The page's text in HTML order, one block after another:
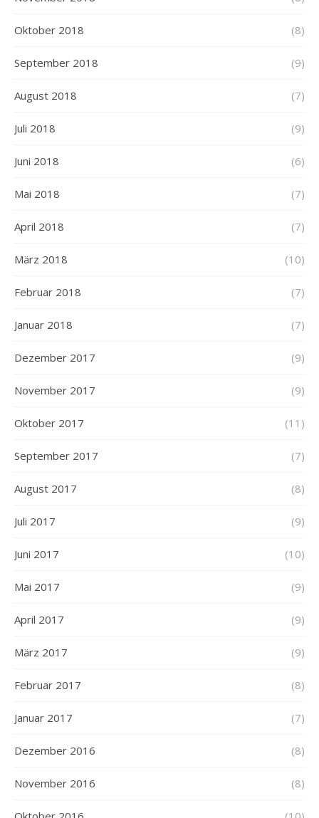
Oktober 2018 (8)
September 2018 (9)
August 2018 (7)
Juli 2018 (9)
Juni 2018 (6)
Mai 2018 (7)
April 2018 (7)
März 2018 (10)
Februar 2018 (7)
Januar 2018 (7)
Dezember 2017 (9)
November 2017 (9)
Oktober 2017 (11)
September 2017 (7)
August 2017 (8)
Juli 2017 (9)
Juni 2017 (10)
Mai 2017 (9)
April 2017 (9)
März 2017 (9)
Februar 2017 (8)
Januar 2017 (7)
Dezember 2016 (8)
November 2016 (8)